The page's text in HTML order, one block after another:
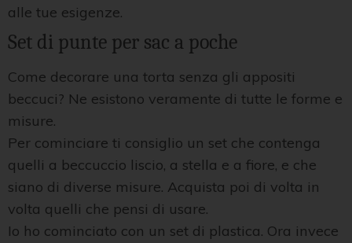
alle tue esigenze.
Set di punte per sac a poche
Come decorare una torta senza gli appositi
beccuci? Ne esistono veramente di tutte le forme e
misure.
Per cominciare ti consiglio un set che contenga
quelli a beccuccio liscio, a stella e a fiore, e che
siano di diverse misure. Acquista poi di volta in
volta quelli che pensi di usare.
Io ho cominciato con un set di plastica. Ora invece